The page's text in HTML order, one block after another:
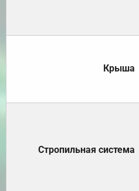
Крыша
Стропильная система